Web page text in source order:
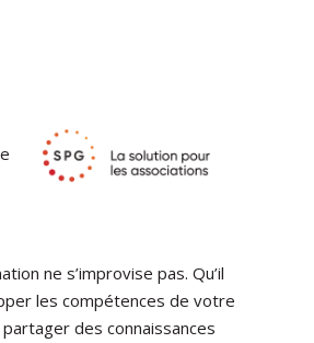
ne s’improvise pas. Qu’il
les compétences de votre
des connaissances